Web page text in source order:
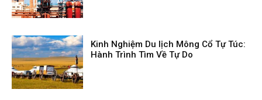
Kinh Nghiệm Du lịch Mông Cổ Tự Túc:
Hành Trình Tìm Về Tự Do